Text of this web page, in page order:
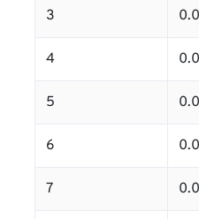
3
4
5
6
7